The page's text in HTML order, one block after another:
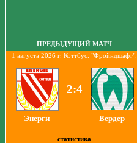
ПРЕДЫДУЩИЙ МАТЧ
1 августа 2026 г. Коттбус. "Фройндшафт".
2:4
Энерги Вердер
статистика